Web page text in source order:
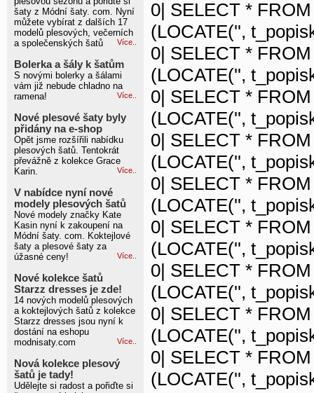
šaty z Módní šaty. com. Nyní
můžete vybírat z dalších 17
modelů plesových, večerních
a společenských šatů
Více..
Bolerka a šály k šatům
S novými bolerky a šálami
vám již nebude chladno na
ramena!
Více..
Nové plesové šaty byly
přidány na e-shop
Opět jsme rozšířili nabídku
plesových šatů. Tentokrát
převážně z kolekce Grace
Karin.
Více..
V nabídce nyní nové
modely plesových šatů
Nové modely značky Kate
Kasin nyní k zakoupení na
Módní šaty. com. Koktejlové
šaty a plesové šaty za
úžasné ceny!
Více..
Nové kolekce šatů
Starzz dresses je zde!
14 nových modelů plesových
a koktejlových šatů z kolekce
Starzz dresses jsou nyní k
dostání na eshopu
modnisaty.com
Více..
Nová kolekce plesový
šatů je tady!
Udělejte si radost a pořiďte si
0| SELECT *
(LOCATE('',
0| SELECT *
(LOCATE('',
0| SELECT *
(LOCATE('',
0| SELECT *
(LOCATE('',
0| SELECT *
(LOCATE('',
0| SELECT *
(LOCATE('',
0| SELECT *
(LOCATE('',
0| SELECT *
(LOCATE('',
0| SELECT *
(LOCATE('',